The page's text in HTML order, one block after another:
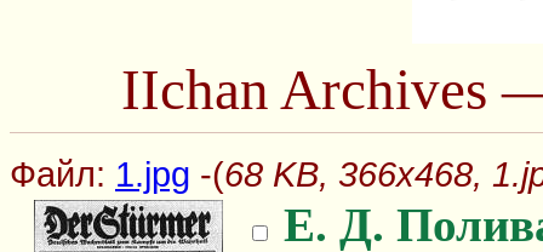
IIchan Archives
Файл: 1.jpg -(68 KB, 366x468,
Е. Д.